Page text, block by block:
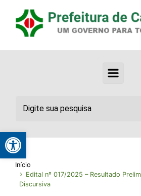
Início
Edital nº 017/2025 – Resultado
Discursiva
Abrir a barra de